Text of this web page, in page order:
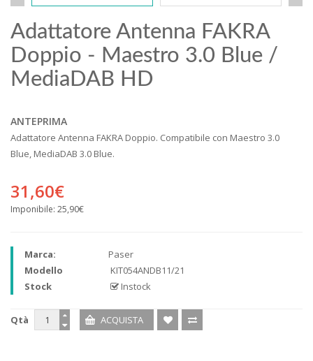
Adattatore Antenna FAKRA
Doppio - Maestro 3.0 Blue /
MediaDAB HD
ANTEPRIMA
Adattatore Antenna FAKRA Doppio. Compatibile con Maestro 3.0
Blue, MediaDAB 3.0 Blue.
31,60€
Imponibile: 25,90€
Marca:
Paser
Modello
KIT054ANDB11/21
Stock
Instock
Qtà